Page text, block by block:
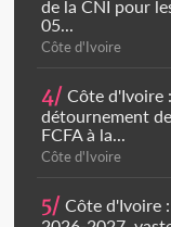
de la CNI pour
05...
Côte d'Ivoire
4/ Côte d'Ivoire
détournement
FCFA à la...
Côte d'Ivoire
5/ Côte d'Ivoire